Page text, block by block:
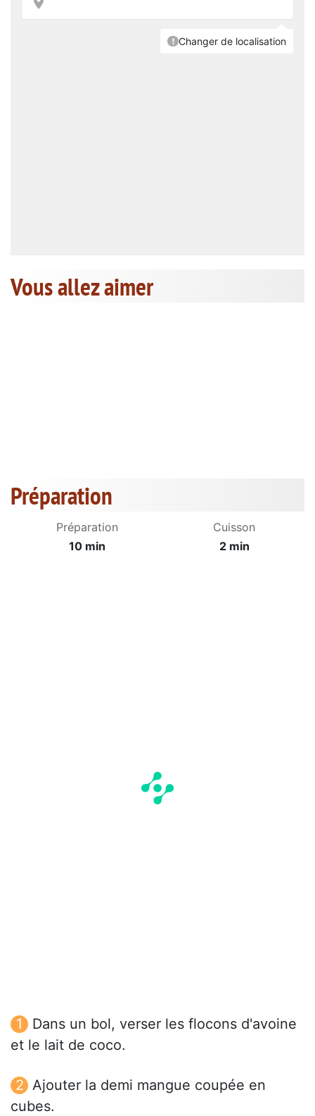
Vous allez aimer
Préparation
Préparation
10 min
Cuisson
2 min
Dans un bol, verser les flocons d'avoine
et le lait de coco.
Ajouter la demi mangue coupée en
cubes.